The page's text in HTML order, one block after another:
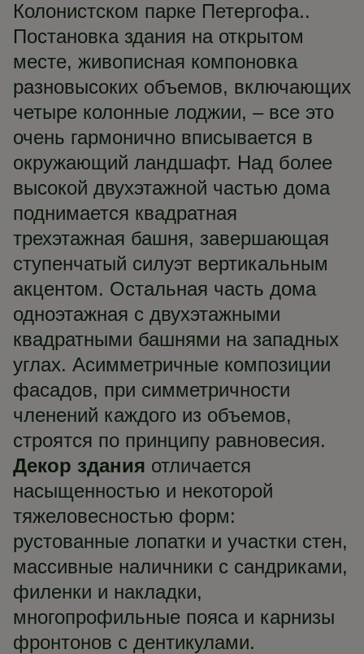
Колонистском парке Петергофа..
Постановка здания на открытом
месте, живописная компоновка
разновысоких объемов, включающих
четыре колонные лоджии, – все это
очень гармонично вписывается в
окружающий ландшафт. Над более
высокой двухэтажной частью дома
поднимается квадратная
трехэтажная башня, завершающая
ступенчатый силуэт вертикальным
акцентом. Остальная часть дома
одноэтажная с двухэтажными
квадратными башнями на западных
углах. Асимметричные композиции
фасадов, при симметричности
членений каждого из объемов,
строятся по принципу равновесия.
Декор здания отличается
насыщенностью и некоторой
тяжеловесностью форм:
рустованные лопатки и участки стен,
массивные наличники с сандриками,
филенки и накладки,
многопрофильные пояса и карнизы
фронтонов с дентикулами.